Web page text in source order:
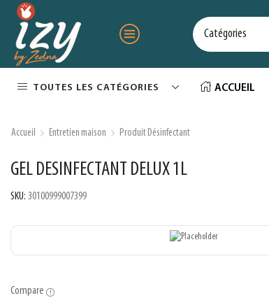
TOUTES LES CATÉGORIES ACCUEIL
Accueil Entretien maison Produit Désinfectant
GEL DESINFECTANT DELUX 1L
SKU: 30100999007399
Compare